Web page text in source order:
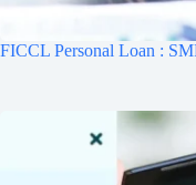
FICCL Personal Loan :